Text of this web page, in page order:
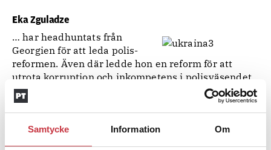
Samtycke Information Om
Eka Zguladze
… har headhuntats från
Georgien för att leda polis-
reformen. Även där ledde hon en reform för att
utrota korruption och inkompetens i polisväsendet.
Zguladze har varit vice inrikesminister och utsågs i
början av november till rikspolischef i Ukraina.
Hela projektet är designatav vice inrikesminister Eka